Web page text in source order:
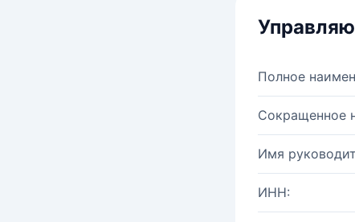
Полное
Сокращенное
Имя
ИНН: